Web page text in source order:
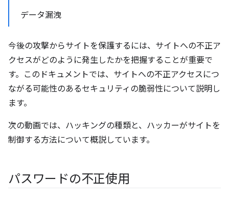
データ漏洩
今後の攻撃からサイトを保護するには、サイトへの不正ア
クセスがどのように発生したかを把握することが重要で
す。このドキュメントでは、サイトへの不正アクセスにつ
ながる可能性のあるセキュリティの脆弱性について説明し
ます。
次の動画では、ハッキングの種類と、ハッカーがサイトを
制御する方法について概説しています。
パスワードの不正使用